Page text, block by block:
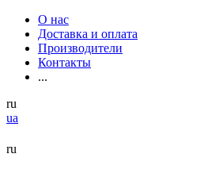
О нас
Доставка и оплата
Производители
Контакты
...
ru
ua
ru